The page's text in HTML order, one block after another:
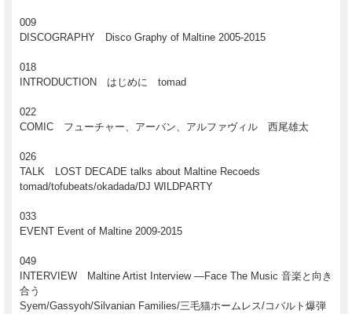
009
DISCOGRAPHY Disco Graphy of Maltine 2005-2015
018
INTRODUCTION はじめに tomad
022
COMIC フューチャー、アーバン、アルファヴィル 西尾雄太
026
TALK LOST DECADE talks about Maltine Recoeds
tomad/tofubeats/okadada/DJ WILDPARTY
033
EVENT Event of Maltine 2009-2015
049
INTERVIEW Maltine Artist Interview ―Face The Music 音楽と向き
合う
Syem/Gassyoh/Silvanian Families/三毛猫ホームレス/コバルト爆弾